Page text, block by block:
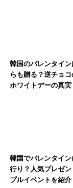
韓国のバレンタイ
らも贈る？逆チョコ
ホワイトデーの真実
韓国でバレンタイ
行り？人気プレゼン
プルイベントを紹介